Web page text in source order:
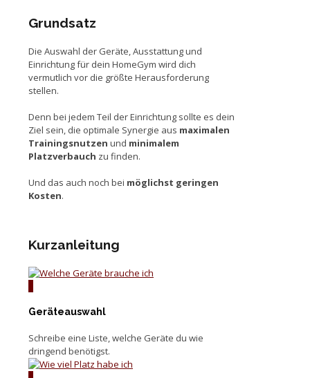
Grundsatz
Die Auswahl der Geräte, Ausstattung und
Einrichtung für dein HomeGym wird dich
vermutlich vor die größte Herausforderung
stellen.
Denn bei jedem Teil der Einrichtung sollte es dein
Ziel sein, die optimale Synergie aus maximalen
Trainingsnutzen und minimalem
Platzverbauch zu finden.
Und das auch noch bei möglichst geringen
Kosten.
Kurzanleitung
Geräteauswahl
Schreibe eine Liste, welche Geräte du wie
dringend benötigst.